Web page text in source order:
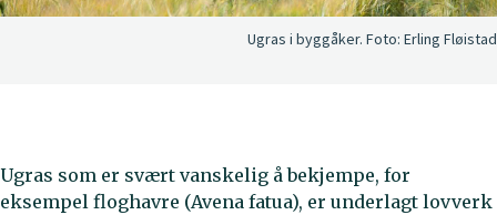
Ugras i byggåker. Foto: Erling Fløistad
Ugras som er svært vanskelig å bekjempe, for
eksempel floghavre (Avena fatua), er underlagt lovverk